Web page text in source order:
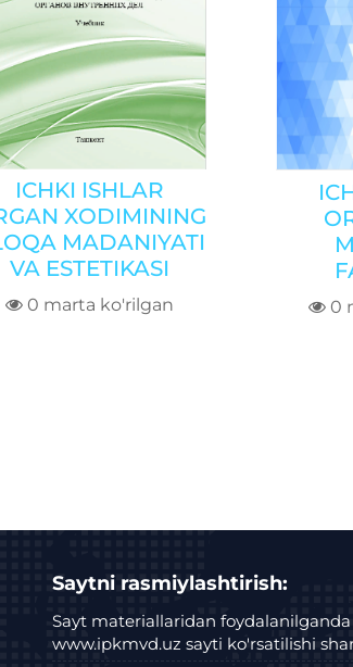
ICHKI ISHLAR
XODIMINING
MADANIYATI
VA ESTETIKASI
0 marta ko'rilgan 0
Saytni rasmiylashtirish:
Sayt materiallaridan foydalanilganda
www.ipkmvd.uz sayti ko'rsatilishi